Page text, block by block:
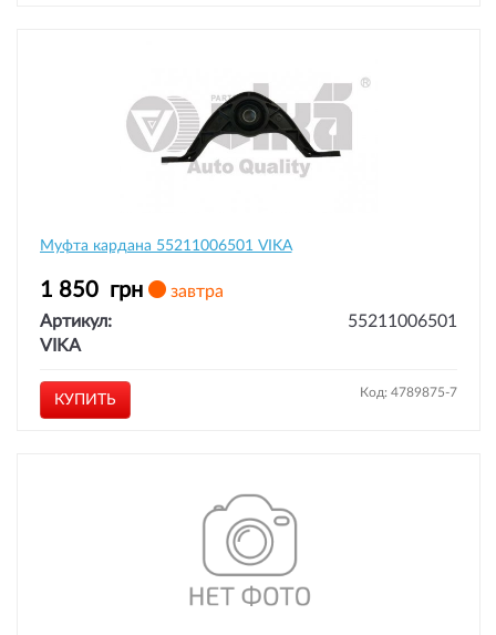
Муфта кардана 55211006501 VIKA
1 850 грн
завтра
Артикул:
55211006501
VIKA
КУПИТЬ Код: 4789875-7